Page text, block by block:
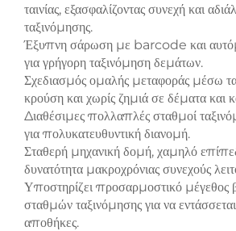
ταινίας, εξασφαλίζοντας συνεχή και
ταξινόμησης.
Έξυπνη σάρωση με barcode και
για γρήγορη ταξινόμηση δεμάτων.
Σχεδιασμός ομαλής μεταφοράς μέσω
κρούση και χωρίς ζημιά σε δέματα και
Διαθέσιμες πολλαπλές σταθμοί
για πολυκατευθυντική διανομή.
Σταθερή μηχανική δομή, χαμηλό
δυνατότητα μακροχρόνιας συνεχούς
Υποστηρίζει προσαρμοστικό μέγεθος
σταθμών ταξινόμησης για να
αποθήκες.